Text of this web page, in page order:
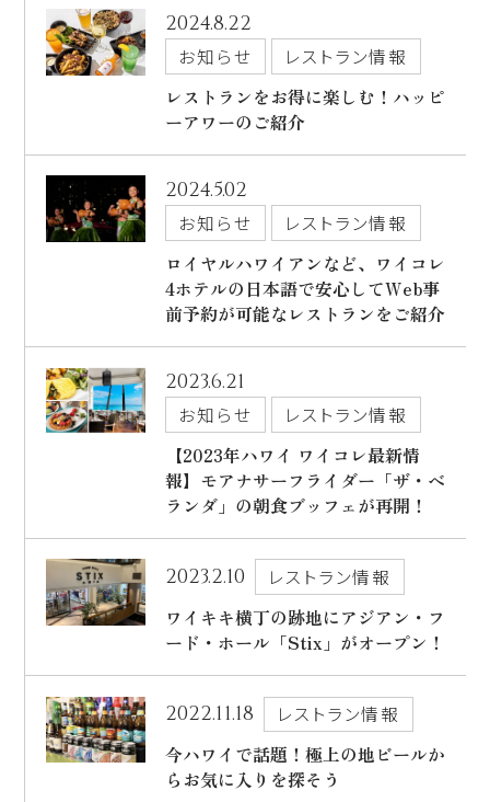
2024.8.22
お知らせ
レストラン情報
レストランをお得に楽しむ！ハッピ
ーアワーのご紹介
2024.5.02
お知らせ
レストラン情報
ロイヤルハワイアンなど、ワイコレ
4ホテルの日本語で安心してWeb事
前予約が可能なレストランをご紹介
2023.6.21
お知らせ
レストラン情報
【2023年ハワイ ワイコレ最新情
報】モアナサーフライダー「ザ・ベ
ランダ」の朝食ブッフェが再開！
2023.2.10
レストラン情報
ワイキキ横丁の跡地にアジアン・フ
ード・ホール「Stix」がオープン！
2022.11.18
レストラン情報
今ハワイで話題！極上の地ビールか
らお気に入りを探そう
シェラトン・マウイ・リゾート＆スパ
5つの特徴
よくあるご質問
ご予約の流れ
ハワイ旅行～ご出発からご帰国までの流れ～
出発日
2026年8月30日(日)
2026年9月03日(木)
0名/添い寝 0名/幼児0名
宿泊予約のみのお客様
シェラトン・ワイキキ・ビーチリゾート
モアナサーフライダー ウェスティンリゾート&スパ
シェラトン プリンセス・カイウラニ
ご予約内容の確認・キャンセル
CLOSE